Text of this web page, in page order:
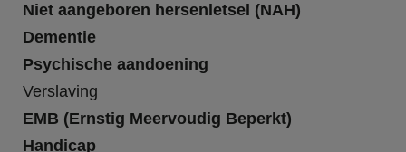
Niet aangeboren hersenletsel (NAH)
Dementie
Psychische aandoening
Verslaving
EMB (Ernstig Meervoudig Beperkt)
Handicap